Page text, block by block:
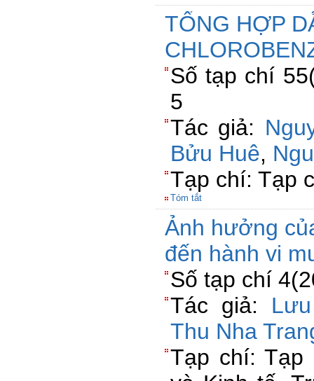
TỔNG HỢP
Số tạp chí
5
Tác giả:
Bửu Huê,
Tạp chí: Tạp
Tóm tắt
Ảnh hưởng
đến hành vi
Số tạp chí
Tác giả:
Thu Nha
Tạp chí: Tạp